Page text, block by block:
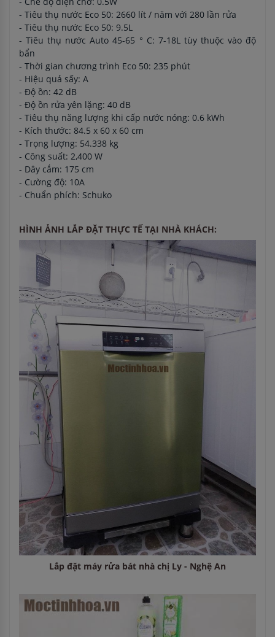
- Tiêu thụ nước Eco 50: 2660 lít / năm với 280 lần rửa
- Tiêu thụ nước Eco 50: 9.5L
- Tiêu thụ nước Auto 45-65 ° C: 7-18L tùy thuộc vào độ
bẩn
- Thời gian chương trình Eco 50: 235 phút
- Hiệu quả sấy: A
- Độ ồn: 42 dB
- Độ ồn rửa yên lặng: 40 dB
- Tiêu thụ năng lượng khi cấp nước nóng: 0.6 kWh
- Kích thước: 84.5 x 60 x 60 cm
- Trọng lượng: 54.338 kg
- Công suất: 2,400 W
- Dây cắm: 175 cm
- Cường độ: 10A
- Chuẩn phích: Schuko
HÌNH ẢNH LẮP ĐẶT THỰC TẾ TẠI NHÀ KHÁCH:
Lắp đặt máy rửa bát nhà chị Ly - Nghệ An